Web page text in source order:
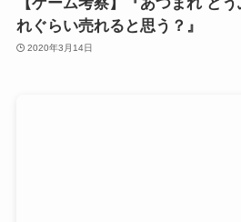
れぐらい売れると思う？』
2020年3月14日